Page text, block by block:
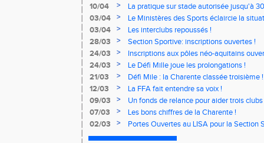
10/04
>
La pratique sur stade autorisée jusqu'à
03/04
>
Le Ministères des Sports éclaircie la
03/04
>
Les interclubs repoussés !
28/03
>
Section Sportive: inscriptions ouvertes !
24/03
>
Inscriptions aux pôles néo-aquitains
24/03
>
Le Défi Mille joue les prolongations !
21/03
>
Défi Mile : la Charente classée troisième !
12/03
>
La FFA fait entendre sa voix !
09/03
>
Un fonds de relance pour aider trois
07/03
>
Les bons chiffres de la Charente !
02/03
> Portes Ouvertes au LISA pour la Section